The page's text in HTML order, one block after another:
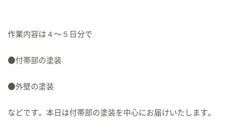
作業内容は４〜５日分で
●付帯部の塗装
●外壁の塗装
などです。本日は付帯部の塗装を中心にお届けいたします。